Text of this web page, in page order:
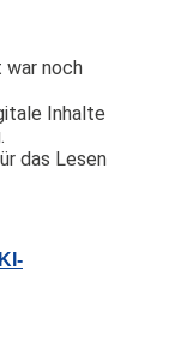
war noch
Inhalte
das Lesen